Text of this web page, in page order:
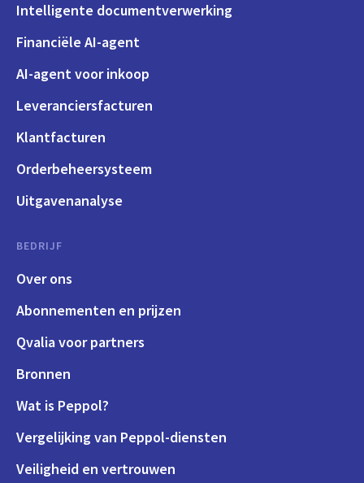
Intelligente documentverwerking
Financiële AI-agent
AI-agent voor inkoop
Leveranciersfacturen
Klantfacturen
Orderbeheersysteem
Uitgavenanalyse
BEDRIJF
Over ons
Abonnementen en prijzen
Qvalia voor partners
Bronnen
Wat is Peppol?
Vergelijking van Peppol-diensten
Veiligheid en vertrouwen